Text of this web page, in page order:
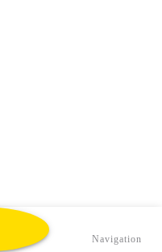
Navigation